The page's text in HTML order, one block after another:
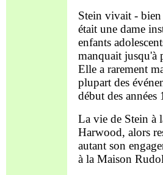
Stein vivait - bien
était une dame
enfants
manquait jusqu'à
Elle a rarement
plupart des
début des
La vie de Stein à
Harwood, alors
autant son
à la Maison